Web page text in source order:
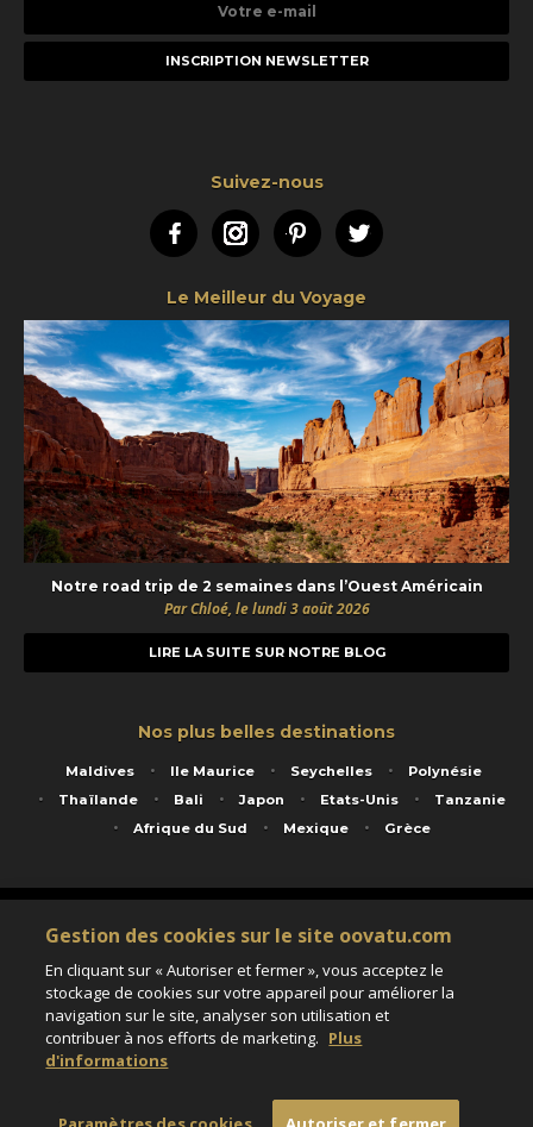
e-
Suivez-nous
FacebookInstagramPinterestTwitter
Le Meilleur du Voyage
Notre road trip de 2 semaines dans l’Ouest Américain
Par Chloé, le lundi 3 août 2026
LIRE LA SUITE SUR NOTRE BLOG
Nos plus belles destinations
Maldives Ile Maurice Seychelles
Polynésie
Thaïlande
Bali Japon Etats-Unis
Tanzanie
Afrique du Sud
Mexique Grèce
Service animé par Nautil Voyages - 22 rue Georges Picquart 75017 Paris - S.A.S
au capital de 155 696 euros - RCS Paris B 423 671 973 - Code APE 7911Z
Matricule Atout France IM075100020 - Garantie financière Groupama - Agrément IATA
Assurance responsabilité civile et professionnelle HISCOX RCP0081066
Paramètres des cookies
Gestion des cookies sur le site oovatu.com
En cliquant sur « Autoriser et fermer », vous acceptez le
stockage de cookies sur votre appareil pour améliorer la
navigation sur le site, analyser son utilisation et
contribuer à nos efforts de marketing. Plus
d'informations